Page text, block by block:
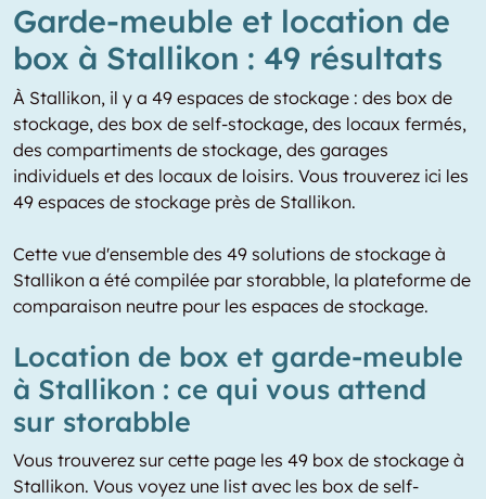
Garde-meuble et location de
box à Stallikon : 49 résultats
À Stallikon, il y a 49 espaces de stockage : des box de
stockage, des box de self-stockage, des locaux fermés,
des compartiments de stockage, des garages
individuels et des locaux de loisirs. Vous trouverez ici les
49 espaces de stockage près de Stallikon.
Cette vue d'ensemble des 49 solutions de stockage à
Stallikon a été compilée par storabble, la plateforme de
comparaison neutre pour les espaces de stockage.
Location de box et garde-meuble
à Stallikon : ce qui vous attend
sur storabble
Vous trouverez sur cette page les 49 box de stockage à
Stallikon. Vous voyez une list avec les box de self-